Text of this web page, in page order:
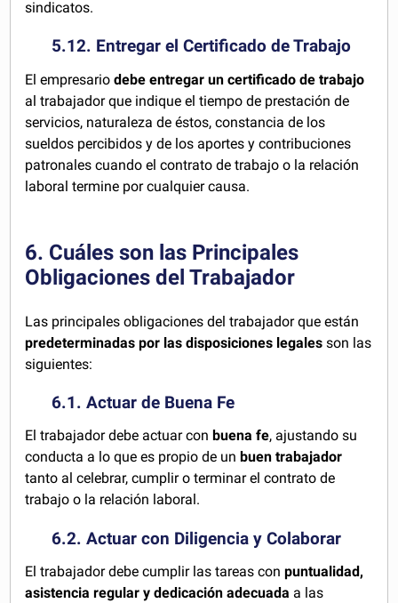
sindicatos.
5.12. Entregar el Certificado de Trabajo
El empresariodebe entregar un certificado de trabajo
al trabajador que indique el tiempo de prestación de
servicios, naturaleza de éstos, constancia de los
sueldos percibidos y de los aportes y contribuciones
patronales cuando el contrato de trabajo o la relación
laboral termine por cualquier causa.
6. Cuáles son las Principales
Obligaciones del Trabajador
Las principales obligaciones del trabajador que están
predeterminadas por las disposiciones legales son las
siguientes:
6.1. Actuar de Buena Fe
El trabajador debe actuar con buena fe, ajustando su
conducta a lo que es propio de un buen trabajador
tanto al celebrar, cumplir o terminar el contrato de
trabajo o la relación laboral.
6.2. Actuar con Diligencia y Colaborar
El trabajador debe cumplir las tareas conpuntualidad,
asistencia regular y dedicación adecuada a las